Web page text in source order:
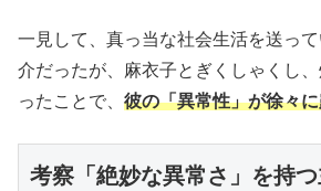
一見して、真っ当な社会生活を送っ
介だったが、麻衣子とぎくしゃくし
ったことで、 彼の「異常性」が徐々
考察「絶妙な異常さ」を持